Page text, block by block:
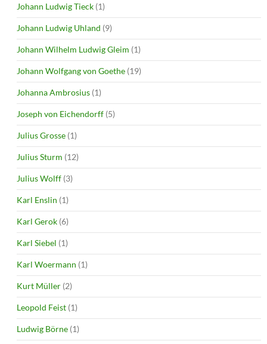
Johann Ludwig Tieck (1)
Johann Ludwig Uhland (9)
Johann Wilhelm Ludwig Gleim (1)
Johann Wolfgang von Goethe (19)
Johanna Ambrosius (1)
Joseph von Eichendorff (5)
Julius Grosse (1)
Julius Sturm (12)
Julius Wolff (3)
Karl Enslin (1)
Karl Gerok (6)
Karl Siebel (1)
Karl Woermann (1)
Kurt Müller (2)
Leopold Feist (1)
Ludwig Börne (1)